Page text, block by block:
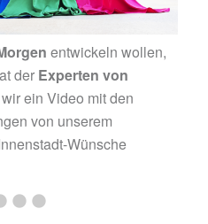
entwickeln wollen,
der Experten von
ein Video mit den
von unserem
Wünsche